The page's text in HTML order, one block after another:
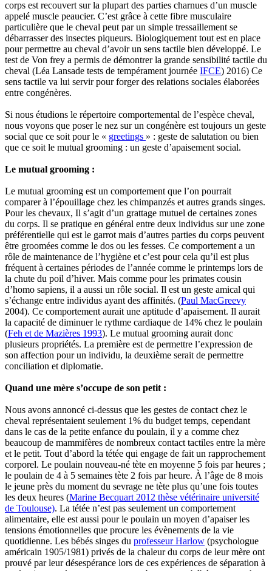
corps est recouvert sur la plupart des parties charnues d’un muscle
appelé muscle peaucier. C’est grâce à cette fibre musculaire
particulière que le cheval peut par un simple tressaillement se
débarrasser des insectes piqueurs. Biologiquement tout est en place
pour permettre au cheval d’avoir un sens tactile bien développé. Le
test de Von frey a permis de démontrer la grande sensibilité tactile du
cheval (Léa Lansade tests de tempérament journée IFCE) 2016) Ce
sens tactile va lui servir pour forger des relations sociales élaborées
entre congénères.
Si nous étudions le répertoire comportemental de l’espèce cheval,
nous voyons que poser le nez sur un congénère est toujours un geste
social que ce soit pour le « greetings » : geste de salutation ou bien
que ce soit le mutual grooming : un geste d’apaisement social.
Le mutual grooming :
Le mutual grooming est un comportement que l’on pourrait
comparer à l’épouillage chez les chimpanzés et autres grands singes.
Pour les chevaux, Il s’agit d’un grattage mutuel de certaines zones
du corps. Il se pratique en général entre deux individus sur une zone
préférentielle qui est le garrot mais d’autres parties du corps peuvent
être groomées comme le dos ou les fesses. Ce comportement a un
rôle de maintenance de l’hygiène et c’est pour cela qu’il est plus
fréquent à certaines périodes de l’année comme le printemps lors de
la chute du poil d’hiver. Mais comme pour les primates cousin
d’homo sapiens, il a aussi un rôle social. Il est un geste amical qui
s’échange entre individus ayant des affinités. (Paul MacGreevy
2004). Ce comportement aurait une aptitude d’apaisement. Il aurait
la capacité de diminuer le rythme cardiaque de 14% chez le poulain
(Feh et de Mazières 1993). Le mutual grooming aurait donc
plusieurs propriétés. La première est de permettre l’expression de
son affection pour un individu, la deuxième serait de permettre
conciliation et diplomatie.
Quand une mère s’occupe de son petit :
Nous avons annoncé ci-dessus que les gestes de contact chez le
cheval représentaient seulement 1% du budget temps, cependant
dans le cas de la petite enfance du poulain, il y a comme chez
beaucoup de mammifères de nombreux contact tactiles entre la mère
et le petit. Tout d’abord la tétée qui engage de fait un rapprochement
corporel. Le poulain nouveau-né tète en moyenne 5 fois par heures ;
le poulain de 4 à 5 semaines tète 2 fois par heure. À l’âge de 8 mois
le jeune près du moment du sevrage ne tète plus qu’une fois toutes
les deux heures (Marine Becquart 2012 thèse vétérinaire université
de Toulouse). La tétée n’est pas seulement un comportement
alimentaire, elle est aussi pour le poulain un moyen d’apaiser les
tensions émotionnelles que procure les évènements de la vie
quotidienne. Les bébés singes du professeur Harlow (psychologue
américain 1905/1981) privés de la chaleur du corps de leur mère ont
prouvé par leur désespérance lors de ces expériences de séparation à